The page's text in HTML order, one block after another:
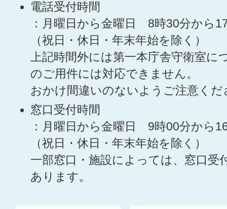
電話受付時間
：月曜日から金曜日 8時30分から
（祝日・休日・年末年始を除く）
上記時間外には第一本庁舎守衛室に
のご用件には対応できません。
おかけ間違いのないようご注意くだ
窓口受付時間
：月曜日から金曜日 9時00分から
（祝日・休日・年末年始を除く）
一部窓口・施設によっては、窓口受
あります。